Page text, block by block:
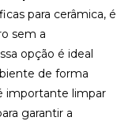
para cerâmica, é
sem a
opção é ideal
de forma
importante limpar
garantir a